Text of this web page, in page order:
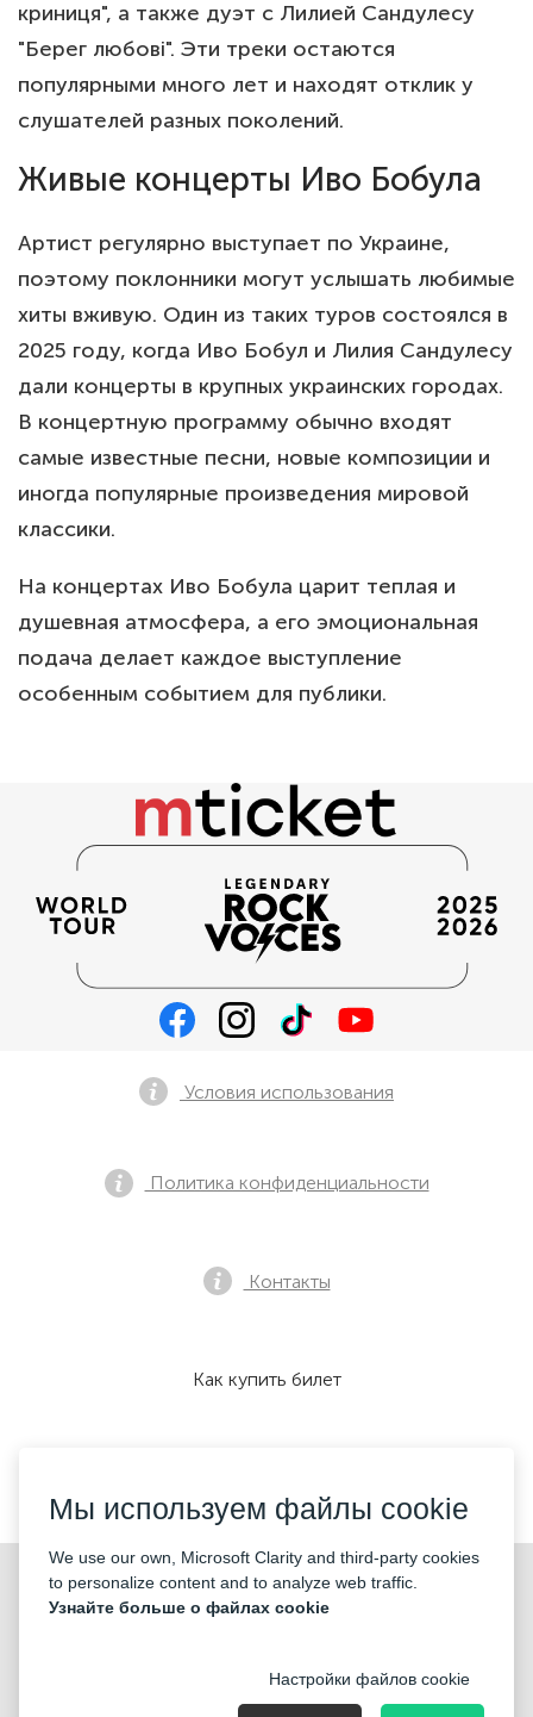
криниця", а также дуэт с Лилией Сандулесу
"Берег любові". Эти треки остаются
популярными много лет и находят отклик у
слушателей разных поколений.
Живые концерты Иво Бобула
Артист регулярно выступает по Украине,
поэтому поклонники могут услышать любимые
хиты вживую. Один из таких туров состоялся в
2025 году, когда Иво Бобул и Лилия Сандулесу
дали концерты в крупных украинских городах.
В концертную программу обычно входят
самые известные песни, новые композиции и
иногда популярные произведения мировой
классики.
На концертах Иво Бобула царит теплая и
душевная атмосфера, а его эмоциональная
подача делает каждое выступление
особенным событием для публики.
©2026 «KONTRAMARKA OÜ» Все права защищены
Условия использования
Политика конфиденциальности
Контакты
Как купить билет
Мы используем файлы cookie
We use our own, Microsoft Clarity and third-party cookies
to personalize content and to analyze web traffic.
Узнайте больше о файлах cookie
Настройки файлов cookie